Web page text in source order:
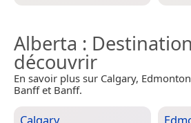
Alberta :
découvrir
En savoir plus sur Calgary,
Banff et Banff.
Calgary